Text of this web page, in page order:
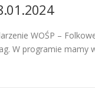
WOŚP –
W programie mamy